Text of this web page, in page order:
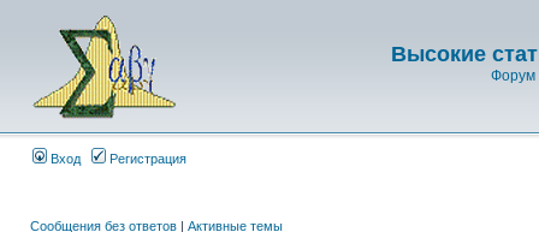
Высокие
Форум
Вход Регистрация
Сообщения без ответов | Активные темы